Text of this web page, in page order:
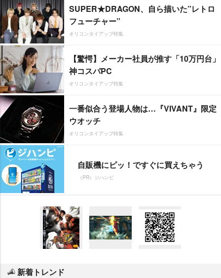
SUPER★DRAGON、自ら描いた”レトロ
フューチャー”
オリコンタイアップ特集
【驚愕】メーカー社員が推す「10万円台」
神コスパPC
オリコンタイアップ特集
一番似合う登場人物は…『VIVANT』限定
ウオッチ
オリコンタイアップ特集
自販機にピッ！ですぐに買えちゃう
（PR）ジハンピ
新着トレンド